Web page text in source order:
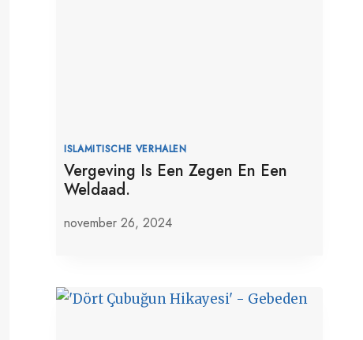
ISLAMITISCHE VERHALEN
Vergeving Is Een Zegen En Een
Weldaad.
november 26, 2024